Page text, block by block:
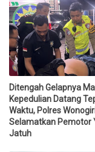
Ditengah Gelapnya
Kepedulian Datang
Waktu, Polres
Selamatkan Pemotor
Jatuh